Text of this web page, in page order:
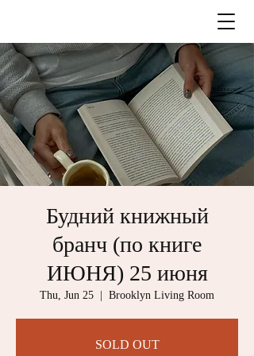
Будний книжный
бранч (по книге
ИЮНЯ) 25 июня
Thu, Jun 25 Brooklyn Living Room
SOLD OUT